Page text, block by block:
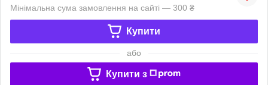
Мінімальна сума замовлення на сайті — 300 ₴
Купити
або
Купити з